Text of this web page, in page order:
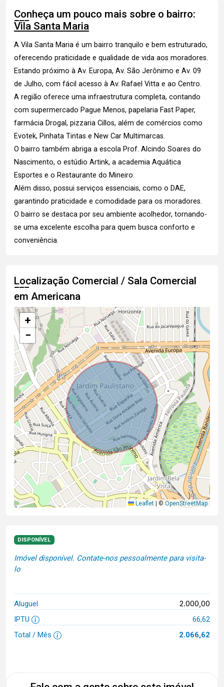
Conheça um pouco mais sobre o bairro:
Vila Santa Maria
A Vila Santa Maria é um bairro tranquilo e bem estruturado,
oferecendo praticidade e qualidade de vida aos moradores.
Estando próximo à Av. Europa, Av. São Jerônimo e Av. 09
de Julho, com fácil acesso à Av. Rafael Vitta e ao Centro.
A região oferece uma infraestrutura completa, contando
com supermercado Pague Menos, papelaria Fast Paper,
farmácia Drogal, pizzaria Cillos, além de comércios como
Evotek, Pinhata Tintas e New Car Multimarcas.
O bairro também abriga a escola Prof. Alcindo Soares do
Nascimento, o estúdio Artink, a academia Aquática
Esportes e o Restaurante do Mineiro.
Além disso, possui serviços essenciais, como o DAE,
garantindo praticidade e comodidade para os moradores.
O bairro se destaca por seu ambiente acolhedor, tornando-
se uma excelente escolha para quem busca conforto e
conveniência.
Localização Comercial / Sala Comercial
em Americana
+
−
Leaflet | ©OpenStreetMap
DISPONÍVEL
Imóvel disponível. Contate-nos pessoalmente para visita-
lo
Aluguel 2.000,00
IPTU
66,62
Total / Mês
2.066,62